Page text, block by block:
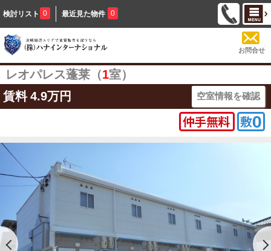
検討リスト 0 最近見た物件 0
お問合せ
レオパレス蓬莱（1室）
賃料 4.9万円 空室情報を確認